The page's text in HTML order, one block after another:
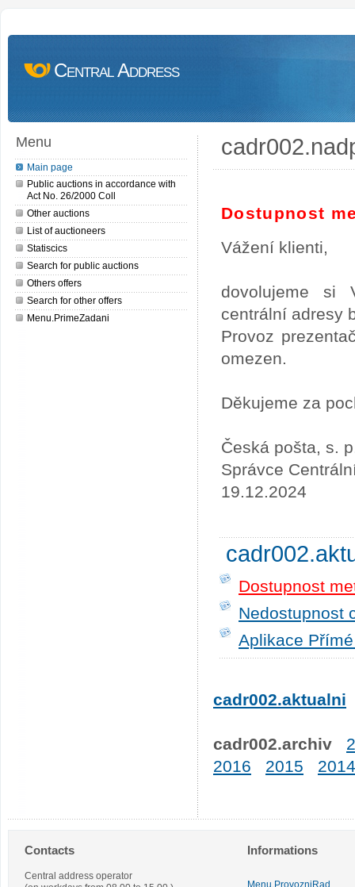
Central Address
Menu
Main page
Public auctions in accordance with
Act No. 26/2000 Coll
Other auctions
List of auctioneers
Statiscics
Search for public auctions
Others offers
Search for other offers
Menu.PrimeZadani
Dostupnost
Vážení klienti,
dovolujeme si
centrální adresy
Provoz
omezen.
Děkujeme za
Česká pošta, s.
Správce
19.12.2024
Dostupnost
Nedostupnost
Aplikace
cadr002.aktualni
cadr002.archiv
2016
2015 2014
Contacts
Central address operator
Informations
Menu.ProvozniRad